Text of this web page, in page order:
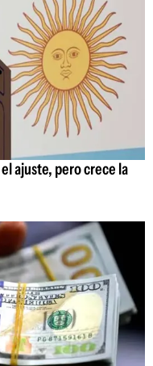
ajuste, pero crece la